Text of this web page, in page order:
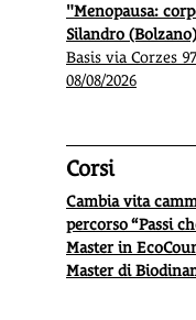
"Menopausa:
Silandro (Bolzano)
Basis via Corzes
08/08/2026
Corsi
Cambia vita
percorso “Passi
Master in
Master di